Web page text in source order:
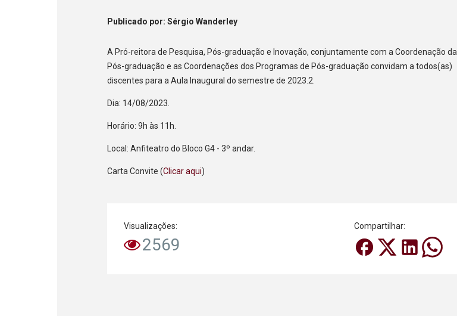
Publicado por: Sérgio Wanderley
A Pró-reitora de Pesquisa, Pós-graduação e Inovação, conjuntamente com a Coordenação da
Pós-graduação e as Coordenações dos Programas de Pós-graduação convidam a todos(as)
discentes para a Aula Inaugural do semestre de 2023.2.
Dia: 14/08/2023.
Horário: 9h às 11h.
Local: Anfiteatro do Bloco G4 - 3º andar.
Carta Convite (Clicar aqui)
Visualizações:
2569
Compartilhar: